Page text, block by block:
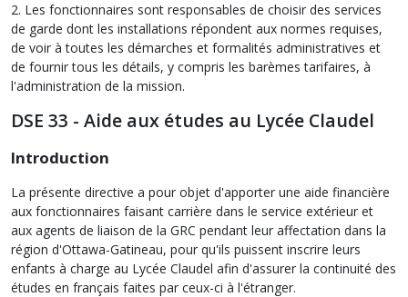
2. Les fonctionnaires sont responsables de choisir des services
de garde dont les installations répondent aux normes requises,
de voir à toutes les démarches et formalités administratives et
de fournir tous les détails, y compris les barèmes tarifaires, à
l'administration de la mission.
DSE 33 - Aide aux études au Lycée Claudel
Introduction
La présente directive a pour objet d'apporter une aide financière
aux fonctionnaires faisant carrière dans le service extérieur et
aux agents de liaison de la GRC pendant leur affectation dans la
région d'Ottawa-Gatineau, pour qu'ils puissent inscrire leurs
enfants à charge au Lycée Claudel afin d'assurer la continuité des
études en français faites par ceux-ci à l'étranger.